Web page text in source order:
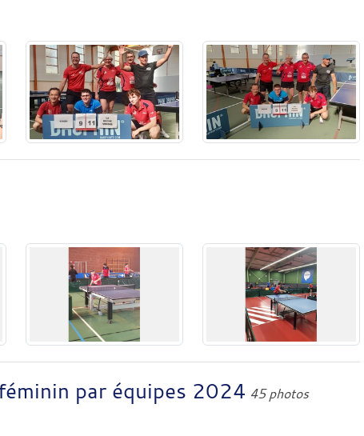
par équipes 2024 45 photos